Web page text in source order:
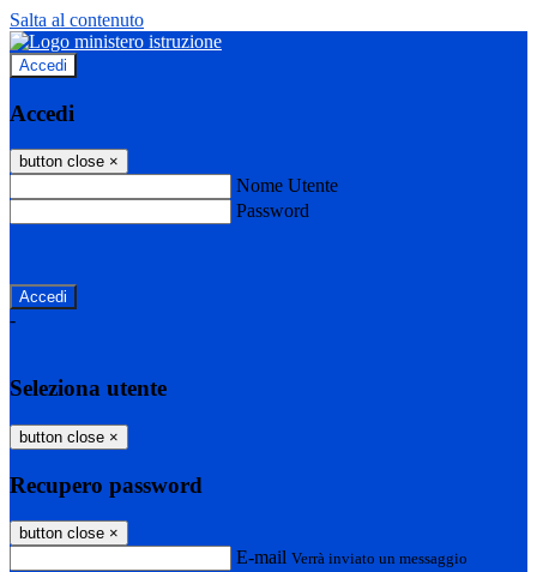
Salta al contenuto
Accedi
Accedi
button close ×
Nome Utente
Password
-
Seleziona utente
button close ×
Recupero password
button close ×
E-mail Verrà inviato un messaggio